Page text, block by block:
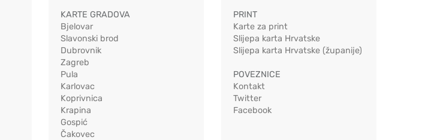
KARTE GRADOVA
Bjelovar
Slavonski brod
Dubrovnik
Zagreb
Pula
Karlovac
Koprivnica
Krapina
Gospić
Čakovec
PRINT
Karte za print
Slijepa karta Hrvatske
Slijepa karta Hrvatske (županije)
POVEZNICE
Kontakt
Twitter
Facebook